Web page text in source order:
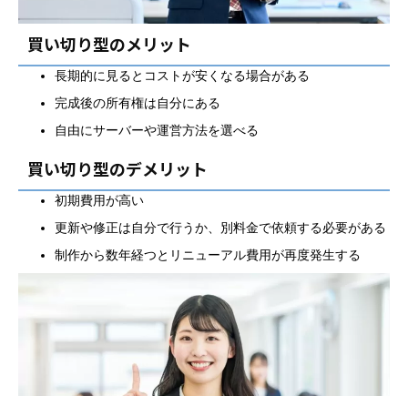
買い切り型のメリット
長期的に見るとコストが安くなる場合がある
完成後の所有権は自分にある
自由にサーバーや運営方法を選べる
買い切り型のデメリット
初期費用が高い
更新や修正は自分で行うか、別料金で依頼する必要がある
制作から数年経つとリニューアル費用が再度発生する